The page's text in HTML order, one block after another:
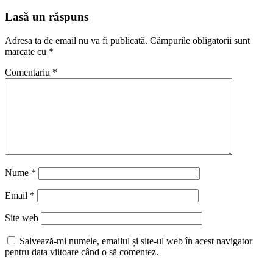
Lasă un răspuns
Adresa ta de email nu va fi publicată. Câmpurile obligatorii sunt
marcate cu *
Comentariu *
Nume *
Email *
Site web
Salvează-mi numele, emailul și site-ul web în acest navigator
pentru data viitoare când o să comentez.